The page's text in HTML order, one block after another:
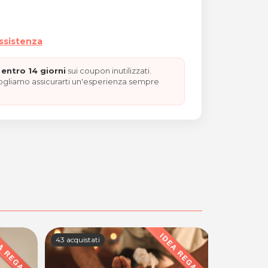
14 giorni sui coupon inutilizzati.
assicurarti un'esperienza sempre
43 acquistati